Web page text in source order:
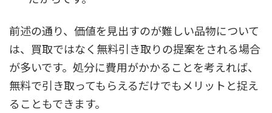
前述の通り、価値を見出すのが難しい品物について
は、買取ではなく無料引き取りの提案をされる場合
が多いです。処分に費用がかかることを考えれば、
無料で引き取ってもらえるだけでもメリットと捉え
ることもできます。